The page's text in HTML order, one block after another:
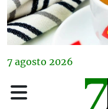
7 agosto 2026